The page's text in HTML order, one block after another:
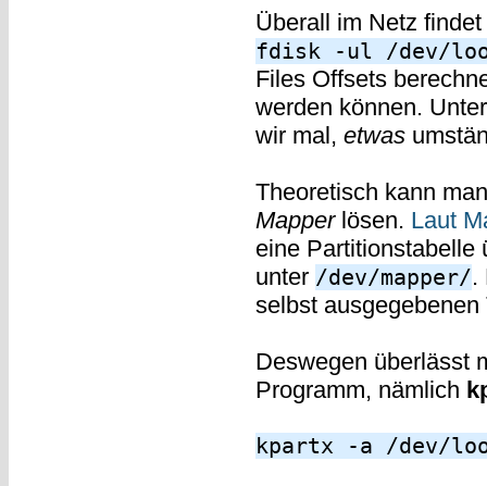
Überall im Netz
fdisk -ul /dev/
Files Offsets
werden können.
wir mal, etwas
Theoretisch kann
Mapperlösen. Laut
eine Partitionstabelle
unter /dev/mapper/.
selbst
Deswegen überlässt
Programm, nämlich
kpartx -a /dev/